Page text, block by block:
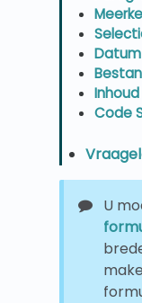
Datum
Inhoud
Code
U